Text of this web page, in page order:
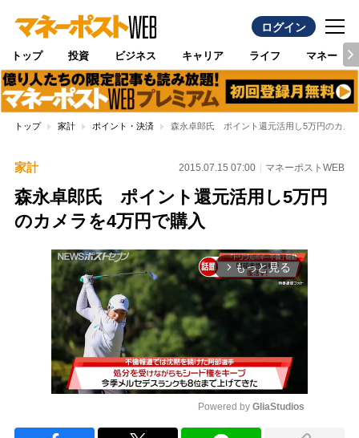
ログイン
トップ 投資 ビジネス キャリア ライフ マネー
トップ 家計 ポイント・決済 森永卓郎氏 ポイント還元活用し5万円のカメ
家計 2015.07.15 07:00 マネーポストWEB
森永卓郎氏 ポイント還元活用し5万円
のカメラを4万円で購入
arrow_forward_ios もっと見る
Powered by GliaStudios